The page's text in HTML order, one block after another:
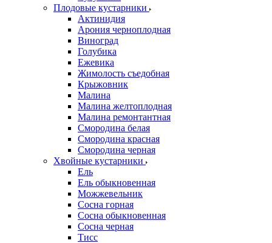
Плодовые кустарники
Актинидия
Арония черноплодная
Виноград
Голубика
Ежевика
Жимолость съедобная
Крыжовник
Малина
Малина желтоплодная
Малина ремонтантная
Смородина белая
Смородина красная
Смородина черная
Хвойные кустарники
Ель
Ель обыкновенная
Можжевельник
Сосна горная
Сосна обыкновенная
Сосна черная
Тисс